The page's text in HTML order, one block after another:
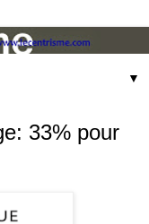
▼
33% pour